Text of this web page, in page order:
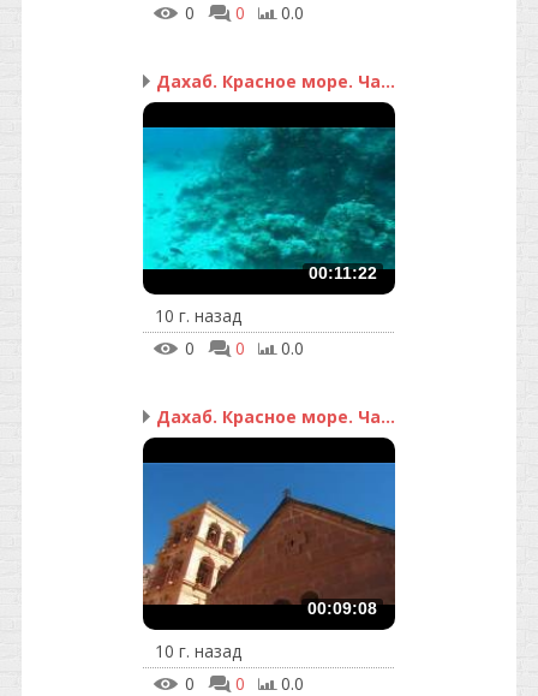
0
0 0.0
Дахаб. Красное море. Ча...
00:11:22
10 г. назад
0
0 0.0
Дахаб. Красное море. Ча...
00:09:08
10 г. назад
0
0 0.0